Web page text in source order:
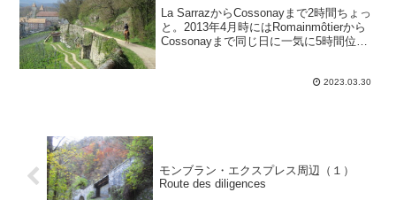
La SarrazからCossonayまで2時間ちょっ
と。2013年4月時にはRomainmôtierから
Cossonayまで同じ日に一気に5時間位か
2023.03.30
モンブラン・エクスプレス周辺（１）
Route des diligences